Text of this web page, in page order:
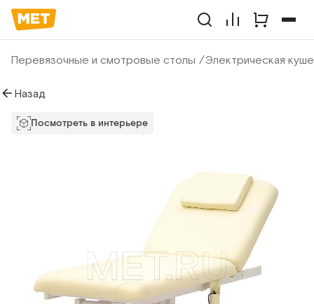
Перевязочные и смотровые столы Электрическая
Назад
Посмотреть в интерьере